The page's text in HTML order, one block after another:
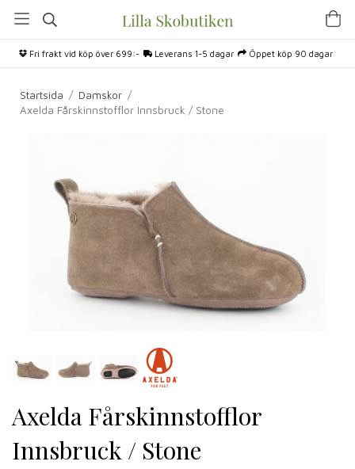
Fri frakt vid köp över 699:- Leverans 1-5 dagar Öppet köp 90 dagar
Startsida / Damskor /
Axelda Fårskinnstofflor Innsbruck / Stone
Axelda Fårskinnstofflor
Innsbruck / Stone